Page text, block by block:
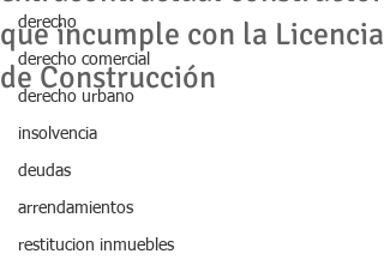
derecho
derecho comercial
derecho urbano
insolvencia
deudas
arrendamientos
restitucion inmuebles
que incumple con la Licencia
de Construcción